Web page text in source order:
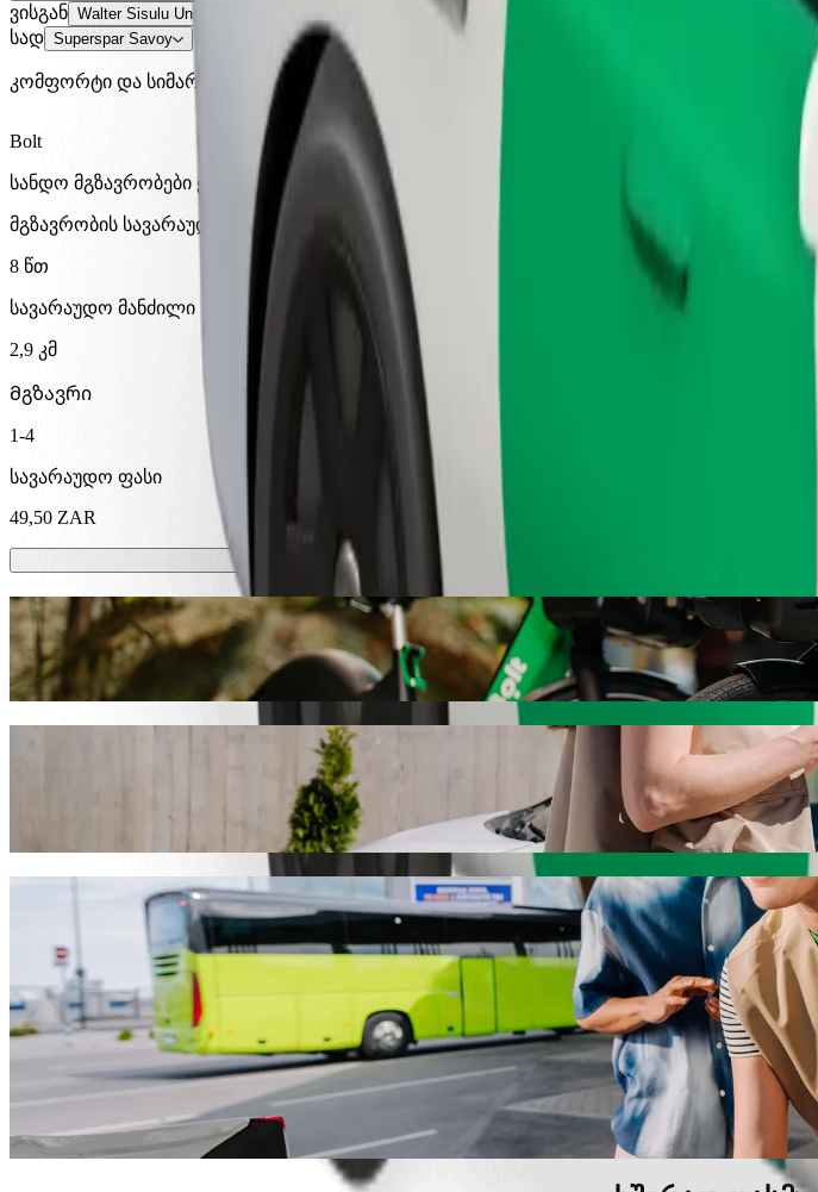
ვისგან Walter Sisulu University
სად Superspar Savoy
კომფორტი და სიმარტივე შენს ხელთაა!
Bolt
სანდო მგზავრობები ყოველდღიური საშუალო ზომის ავტომობილებით.
მგზავრობის სავარაუდო დრო
8 წთ
სავარაუდო მანძილი
2,9 კმ
Მგზავრი
1-4
სავარაუდო ფასი
49,50 ZAR
სკუტერები ან ელექტრო-ველოსიპედები
გადაადგილდი Mthatha-ში სკუტერით ან ელექტრო-ველოსიპედით
გადმოწერე Bolt
გადაადგილდი Walter Sisulu University-დან Superspar
ჩვენ რეკომენდაციას ვუწევთ Bolt-ის სერვისების გამოყენებას, თუ ეძებ Superspar
გაგრძელდება და დაახლოებით 45,70 ZAR ZAR დაჯდება. ნებისმიერ დროს, ჩვენ
Bolt სერვისები Walter Sisulu University-დან Superspar
ბევრი ბარგი გაქვს? შეუკვეთე XL კატეგორია 6 ადამიანამდე.
გჭირდებათ გამორჩეული მგზავრობა? სცადეთ Bolt-ის პრემიუმ კატეგორია.
ბავშვებთან ერთად მგზავრობ? შეუკვეთე ავტომობილი საბავშვო სავარძლით.
შინაური ცხოველი გყავს თან? სცადე ჩვენი მგზავრობები, სადაც შინაური ცხოველების
Assist კატეგორია ადაპტირებულია ეტლისთვის (WAV).
ისიამოვნე კომფორტული ავტომობილებით ხელმისაწვდომ ფასად Bolt Basic-თან
გადმოწერე Bolt